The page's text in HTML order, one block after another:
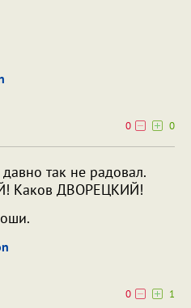
0
0
так не радовал.
Каков ДВОРЕЦКИЙ!
0
1